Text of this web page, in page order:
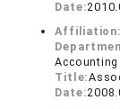
Date:
Affiliation:
Accounting
Title:
Date: